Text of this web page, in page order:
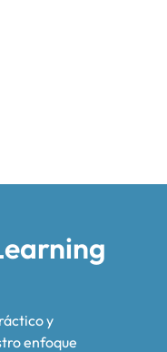
y
enfoque